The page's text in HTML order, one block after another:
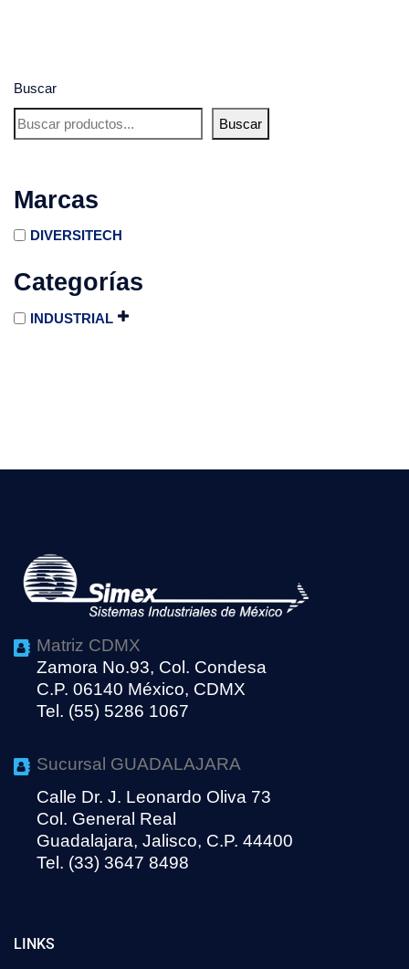
Buscar
Buscar
Marcas
DIVERSITECH
Categorías
INDUSTRIAL
Matriz CDMX
Zamora No.93, Col. Condesa
C.P. 06140 México, CDMX
Tel. (55) 5286 1067
Sucursal GUADALAJARA
Calle Dr. J. Leonardo Oliva 73
Col. General Real
Guadalajara, Jalisco, C.P. 44400
Tel. (33) 3647 8498
LINKS